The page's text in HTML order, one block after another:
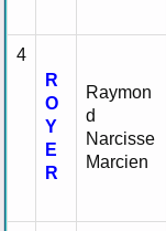
4
R
O
Y
E
R
Raymon
d
Narcisse
Marcien